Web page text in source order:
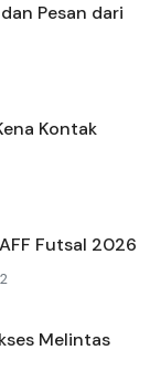
Pesan dari
Kontak
Futsal 2026
Melintas